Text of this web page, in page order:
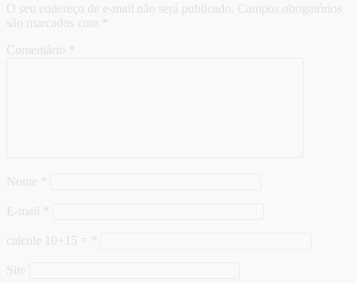
O seu endereço de e-mail não será publicado. Campos obrigatórios
são marcados com
Comentário
Nome
E-mail
calcule 10+15 =
Site